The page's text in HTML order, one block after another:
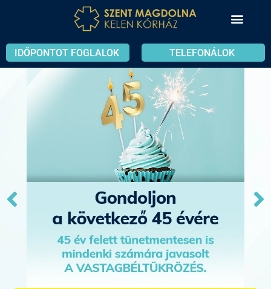
IDŐPONTOT FOGLALOK TELEFONÁLOK